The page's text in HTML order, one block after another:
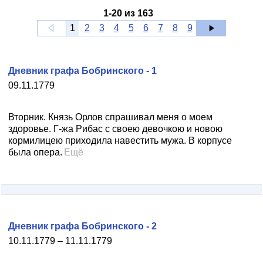
1-20 из 163
1
2 3 4 5 6 7 8 9
09.11.1779
Дневник графа Бобринского - 1
Вторник. Князь Орлов спрашивал меня о моем
здоровье. Г-жа Рибас с своею девочкою и новою
кормилицею при­ходила навестить мужа. В корпусе
была опера. Ещё
10.11.1779 – 11.11.1779
Дневник графа Бобринского - 2